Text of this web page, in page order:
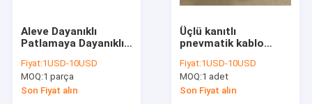
Aleve Dayanıklı
Patlamaya Dayanıklı
Rakoru Pirinç Metal
IP68 Su Geçirmez
Fiyat:1USD-10USD
MOQ:1 parça
Son Fiyat alın
Üçlü kanıtlı
pnevmatik kablo
paslanmaz çelik ve
karbon çelik IP68 su
geçirmezlik derecesi
Fiyat:1USD-10USD
MOQ:1 adet
Son Fiyat alın